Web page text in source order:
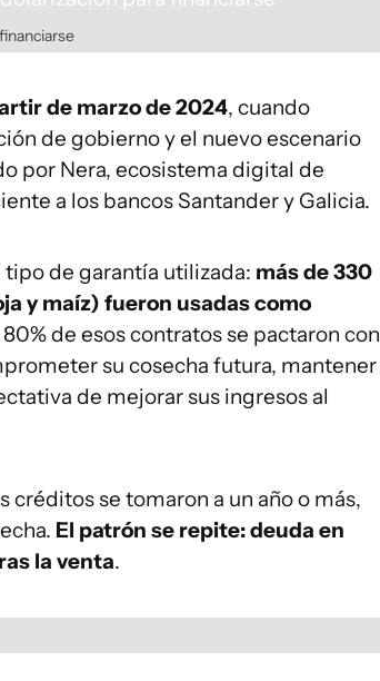
de marzo de 2024, cuando
de gobierno y el nuevo escenario
por Nera, ecosistema digital de
a los bancos Santander y Galicia.
de garantía utilizada: más de 330
y maíz) fueron usadas como
80% de esos contratos se pactaron con
su cosecha futura, mantener
de mejorar sus ingresos al
se tomaron a un año o más,
El patrón se repite: deuda en
la venta.